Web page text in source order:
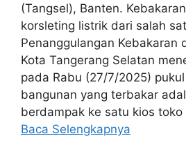
(Tangsel), Banten.
korsleting listrik dari salah
Penanggulangan Kebakaran
Kota Tangerang Selatan
pada Rabu (27/7/2025)
bangunan yang terbakar
berdampak ke satu kios
Baca Selengkapnya